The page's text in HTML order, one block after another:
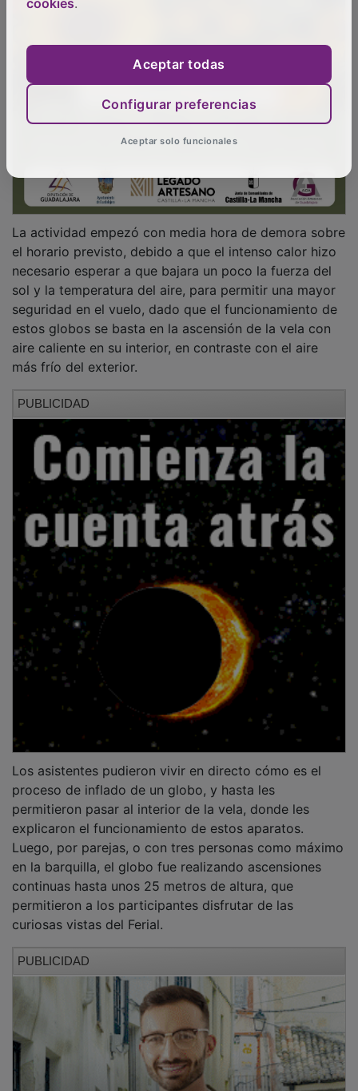
el horario previsto, debido a que el intenso calor hizo
necesario esperar a que bajara un poco la fuerza del
sol y la temperatura del aire, para permitir una mayor
seguridad en el vuelo, dado que el funcionamiento de
estos globos se basta en la ascensión de la vela con
aire caliente en su interior, en contraste con el aire
más frío del exterior.
proceso de inflado de un globo, y hasta les
permitieron pasar al interior de la vela, donde les
explicaron el funcionamiento de estos aparatos.
Luego, por parejas, o con tres personas como máximo
en la barquilla, el globo fue realizando ascensiones
continuas hasta unos 25 metros de altura, que
permitieron a los participantes disfrutar de las
curiosas vistas del Ferial.
cookies.
Aceptar todas
Configurar preferencias
Aceptar solo funcionales